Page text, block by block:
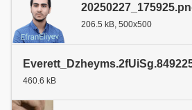
206.5 kB, 500x500
460.6 kB